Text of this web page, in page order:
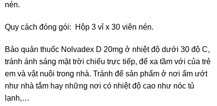
nén.
Quy cách đóng gói: Hộp 3 vỉ x 30 viên nén.
Bảo quản thuốc Nolvadex D 20mg ở nhiệt độ dưới 30 độ C,
tránh ánh sáng mặt trời chiếu trực tiếp, để xa tầm với của trẻ
em và vật nuôi trong nhà. Tránh để sản phẩm ở nơi ẩm ướt
như nhà tắm hay những nơi có nhiệt độ cao như nóc tủ
lạnh,…